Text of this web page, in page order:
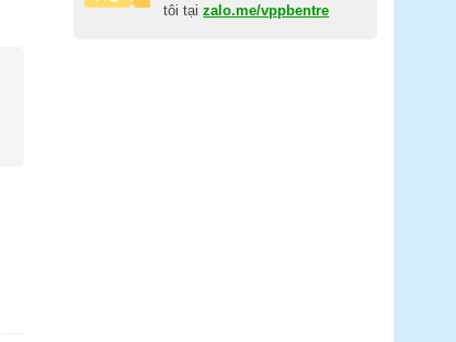
tôi tạizalo.me/vppbentre